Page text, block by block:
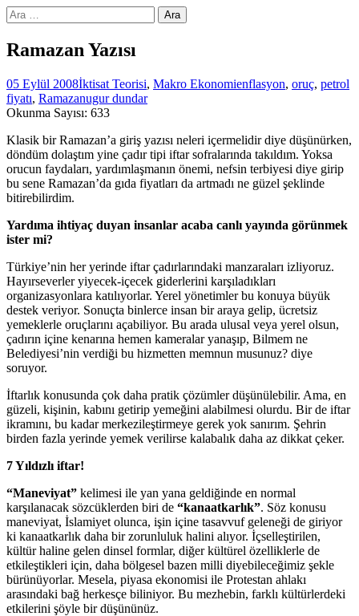
Arama:
Ramazan Yazısı
05 Eylül 2008İktisat Teorisi, Makro Ekonomienflasyon, oruç, petrol
fiyatı, Ramazanugur dundar
Okunma Sayısı: 633
Klasik bir Ramazan’a giriş yazısı neleri içermelidir diye düşünürken,
döndüm dolaştım yine çadır tipi iftar sofralarında takıldım. Yoksa
orucun faydaları, yardımlaşmanın önemi, nefsin terbiyesi diye girip
bu sene Ramazan’da gıda fiyatları da artmadı ne güzel şeklinde
bitirebilirdim.
Yardıma ihtiyaç duyan insanlar acaba canlı yayında görünmek
ister mi?
Türkiye’nin her yerinde iftar çadırlarındaki manzaraları izliyoruz.
Hayırseverler yiyecek-içecek giderlerini karşıladıkları
organizasyonlara katılıyorlar. Yerel yönetimler bu konuya büyük
destek veriyor. Sonuçta binlerce insan bir araya gelip, ücretsiz
yemeklerle oruçlarını açabiliyor. Bu arada ulusal veya yerel olsun,
çadırın içine kenarına hemen kameralar yanaşıp, Bilmem ne
Belediyesi’nin verdiği bu hizmetten memnun musunuz? diye
soruyor.
İftarlık konusunda çok daha pratik çözümler düşünülebilir. Ama, en
güzeli, kişinin, kabını getirip yemeğini alabilmesi olurdu. Bir de iftar
ikramını, bu kadar merkezileştirmeye gerek yok sanırım. Şehrin
birden fazla yerinde yemek verilirse kalabalık daha az dikkat çeker.
7 Yıldızlı iftar!
“Maneviyat” kelimesi ile yan yana geldiğinde en normal
karşılanacak sözcüklerden biri de “kanaatkarlık”. Söz konusu
maneviyat, İslamiyet olunca, işin içine tasavvuf geleneği de giriyor
ki kanaatkarlık daha bir zorunluluk halini alıyor. İçselleştirilen,
kültür haline gelen dinsel formlar, diğer kültürel özelliklerle de
etkileştikleri için, daha bölgesel bazen milli diyebileceğimiz şekle
bürünüyorlar. Mesela, piyasa ekonomisi ile Protestan ahlakı
arasındaki bağ herkesçe biliniyor. Bu mezhebin, farklı kültürlerdeki
etkilerini şöyle bir düşününüz.